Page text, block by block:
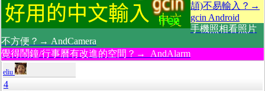
頡)不易輸入？→
gcin Android
手機照相看照片
不方便？→ AndCamera
覺得鬧鐘/行事曆有改進的空間？→ AndAlarm
eliu
4